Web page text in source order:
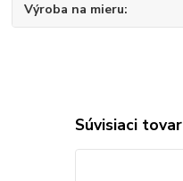
Výroba na mieru
Súvisiaci tovar